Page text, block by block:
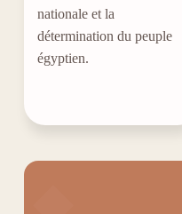
nationale et la
détermination du peuple
égyptien.